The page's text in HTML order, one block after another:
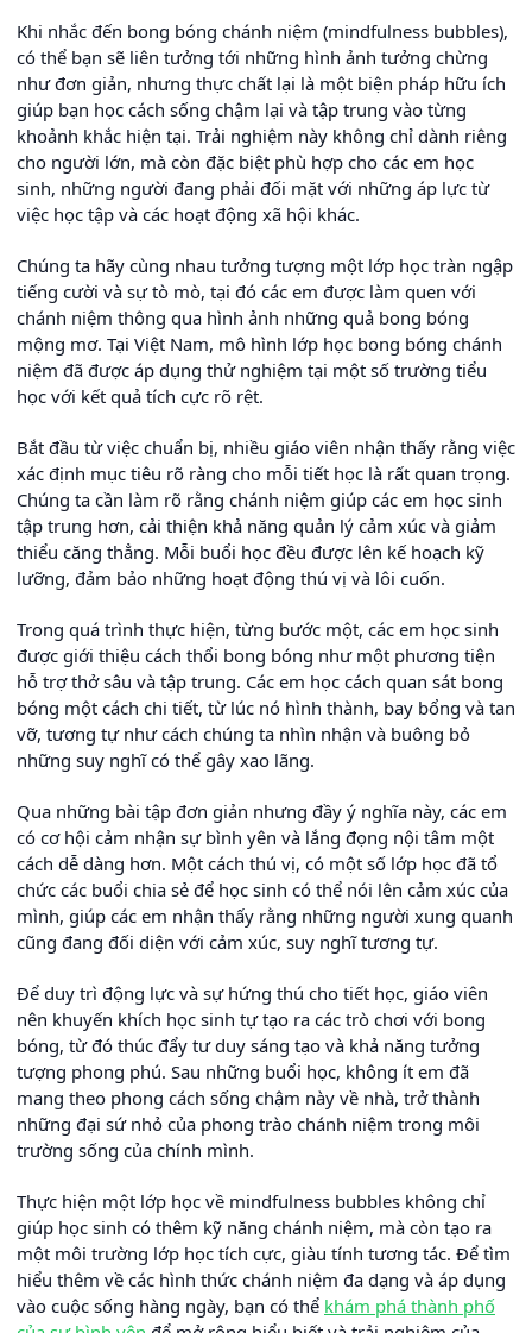
Khi nhắc đến bong bóng chánh niệm (mindfulness bubbles),
có thể bạn sẽ liên tưởng tới những hình ảnh tưởng chừng
như đơn giản, nhưng thực chất lại là một biện pháp hữu ích
giúp bạn học cách sống chậm lại và tập trung vào từng
khoảnh khắc hiện tại. Trải nghiệm này không chỉ dành riêng
cho người lớn, mà còn đặc biệt phù hợp cho các em học
sinh, những người đang phải đối mặt với những áp lực từ
việc học tập và các hoạt động xã hội khác.
Chúng ta hãy cùng nhau tưởng tượng một lớp học tràn ngập
tiếng cười và sự tò mò, tại đó các em được làm quen với
chánh niệm thông qua hình ảnh những quả bong bóng
mộng mơ. Tại Việt Nam, mô hình lớp học bong bóng chánh
niệm đã được áp dụng thử nghiệm tại một số trường tiểu
học với kết quả tích cực rõ rệt.
Bắt đầu từ việc chuẩn bị, nhiều giáo viên nhận thấy rằng việc
xác định mục tiêu rõ ràng cho mỗi tiết học là rất quan trọng.
Chúng ta cần làm rõ rằng chánh niệm giúp các em học sinh
tập trung hơn, cải thiện khả năng quản lý cảm xúc và giảm
thiểu căng thẳng. Mỗi buổi học đều được lên kế hoạch kỹ
lưỡng, đảm bảo những hoạt động thú vị và lôi cuốn.
Trong quá trình thực hiện, từng bước một, các em học sinh
được giới thiệu cách thổi bong bóng như một phương tiện
hỗ trợ thở sâu và tập trung. Các em học cách quan sát bong
bóng một cách chi tiết, từ lúc nó hình thành, bay bổng và tan
vỡ, tương tự như cách chúng ta nhìn nhận và buông bỏ
những suy nghĩ có thể gây xao lãng.
Qua những bài tập đơn giản nhưng đầy ý nghĩa này, các em
có cơ hội cảm nhận sự bình yên và lắng đọng nội tâm một
cách dễ dàng hơn. Một cách thú vị, có một số lớp học đã tổ
chức các buổi chia sẻ để học sinh có thể nói lên cảm xúc của
mình, giúp các em nhận thấy rằng những người xung quanh
cũng đang đối diện với cảm xúc, suy nghĩ tương tự.
Để duy trì động lực và sự hứng thú cho tiết học, giáo viên
nên khuyến khích học sinh tự tạo ra các trò chơi với bong
bóng, từ đó thúc đẩy tư duy sáng tạo và khả năng tưởng
tượng phong phú. Sau những buổi học, không ít em đã
mang theo phong cách sống chậm này về nhà, trở thành
những đại sứ nhỏ của phong trào chánh niệm trong môi
trường sống của chính mình.
Thực hiện một lớp học về mindfulness bubbles không chỉ
giúp học sinh có thêm kỹ năng chánh niệm, mà còn tạo ra
một môi trường lớp học tích cực, giàu tính tương tác. Để tìm
hiểu thêm về các hình thức chánh niệm đa dạng và áp dụng
vào cuộc sống hàng ngày, bạn có thể khám phá thành phố